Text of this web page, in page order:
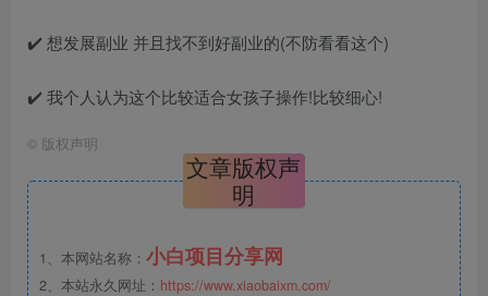
✔️ 想发展副业 并且找不到好副业的(不防看看这个)
✔️ 我个人认为这个比较适合女孩子操作!比较细心!
© 版权声明
文章版权声
明
1、本网站名称： 小白项目分享网
2、本站永久网址： https://www.xiaobaixm.com/